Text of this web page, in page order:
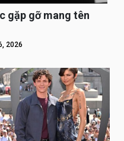
gặp gỡ mang tên
2026